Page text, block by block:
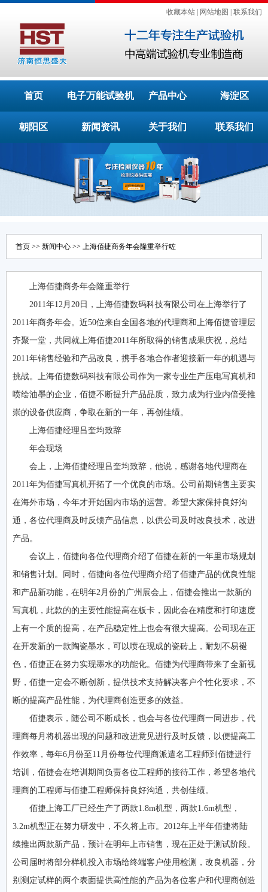
收藏本站 网站地图 联系我们
首页 电子万能试验机 产品中心 海淀区
朝阳区 新闻资讯 关于我们 联系我们
首页 >> 新闻中心 >> 上海佰捷商务年会隆重举行咗
上海佰捷商务年会隆重举行
2011年12月20日，上海佰捷数码科技有限公司在上海举行了
2011年商务年会。近50位来自全国各地的代理商和上海佰捷管理层
齐聚一堂，共同就上海佰捷2011年所取得的销售成果庆祝，总结
2011年销售经验和产品改良，携手各地合作者迎接新一年的机遇与
挑战。上海佰捷数码科技有限公司作为一家专业生产压电写真机和
喷绘油墨的企业，佰捷不断提升产品品质，致力成为行业内倍受推
崇的设备供应商，争取在新的一年，再创佳绩。
上海佰捷经理吕奎均致辞
年会现场
会上，上海佰捷经理吕奎均致辞，他说，感谢各地代理商在
2011年为佰捷写真机开拓了一个优良的市场。公司前期销售主要实
在海外市场，今年才开始国内市场的运营。希望大家保持良好沟
通，各位代理商及时反馈产品信息，以供公司及时改良技术，改进
产品。
会议上，佰捷向各位代理商介绍了佰捷在新的一年里市场规划
和销售计划。同时，佰捷向各位代理商介绍了佰捷产品的优良性能
和产品新功能，在明年2月份的广州展会上，佰捷会推出一款新的
写真机，此款的的主要性能提高在板卡，因此会在精度和打印速度
上有一个质的提高，在产品稳定性上也会有很大提高。公司现在正
在开发新的一款陶瓷墨水，可以喷在现成的瓷砖上，耐划不易褪
色，佰捷正在努力实现墨水的功能化。佰捷为代理商带来了全新视
野，佰捷一定会不断创新，提供技术支持解决客户个性化要求，不
断的提高产品性能，为代理商创造更多的效益。
佰捷表示，随公司不断成长，也会与各位代理商一同进步，代
理商每月将机器出现的问题和改进意见进行及时反馈，以便提高工
作效率，每年6月份至11月份每位代理商派遣名工程师到佰捷进行
培训，佰捷会在培训期间负责各位工程师的接待工作，希望各地代
理商的工程师与佰捷工程师保持良好沟通，共创佳绩。
佰捷上海工厂已经生产了两款1.8m机型，两款1.6m机型，
3.2m机型正在努力研发中，不久将上市。2012年上半年佰捷将陆
续推出两款新产品，预计在明年上市销售，现在正处于测试阶段。
公司届时将部分样机投入市场给终端客户使用检测，改良机器，分
别测定试样的两个表面提供高性能的产品为各位客户和代理商创造